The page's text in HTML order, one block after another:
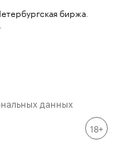
биржа
данных
18+